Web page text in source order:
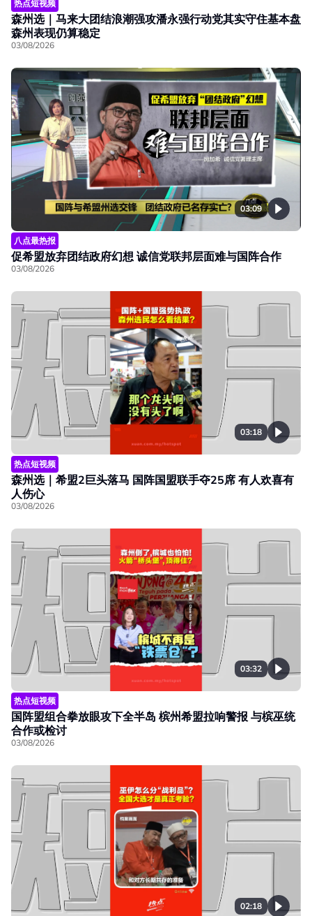
热点短视频
森州选｜马来大团结浪潮强攻潘永强行动党其实守住基本盘
森州表现仍算稳定
03/08/2026
03:09
八点最热报
促希盟放弃团结政府幻想 诚信党联邦层面难与国阵合作
03/08/2026
03:18
热点短视频
森州选｜希盟2巨头落马 国阵国盟联手夺25席 有人欢喜有
人伤心
03/08/2026
03:32
热点短视频
国阵盟组合拳放眼攻下全半岛 槟州希盟拉响警报 与槟巫统
合作或检讨
03/08/2026
02:18